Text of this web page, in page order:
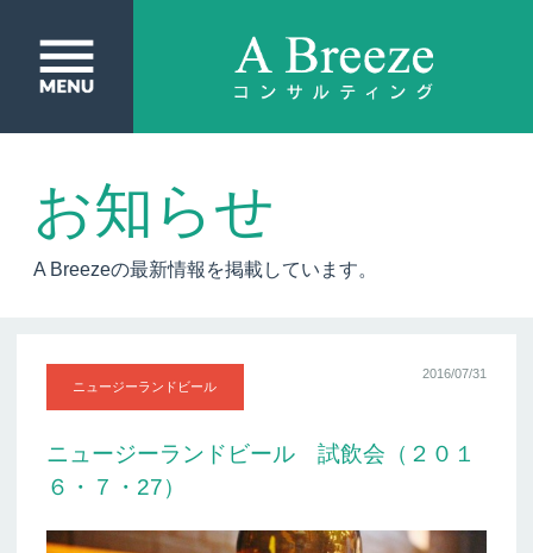
お知らせ
A Breezeの最新情報を掲載しています。
ニュージーランドビール
2016/07/31
ニュージーランドビール 試飲会（２０１
６・７・27）